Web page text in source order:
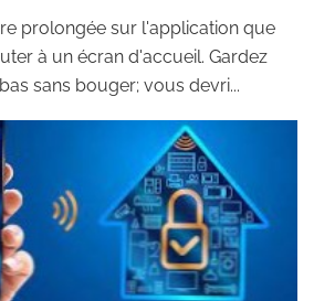
prolongée sur l'application que
à un écran d'accueil. Gardez
sans bouger; vous devri...